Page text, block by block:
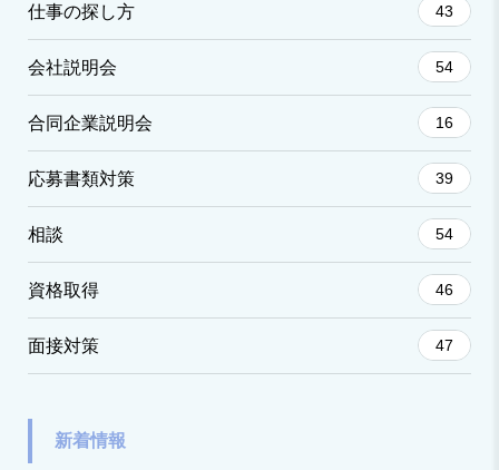
仕事の探し方 43
会社説明会 54
合同企業説明会 16
応募書類対策 39
相談 54
資格取得 46
面接対策 47
新着情報